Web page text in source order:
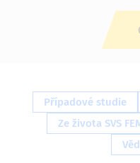
Případové studie
Ze života SVS